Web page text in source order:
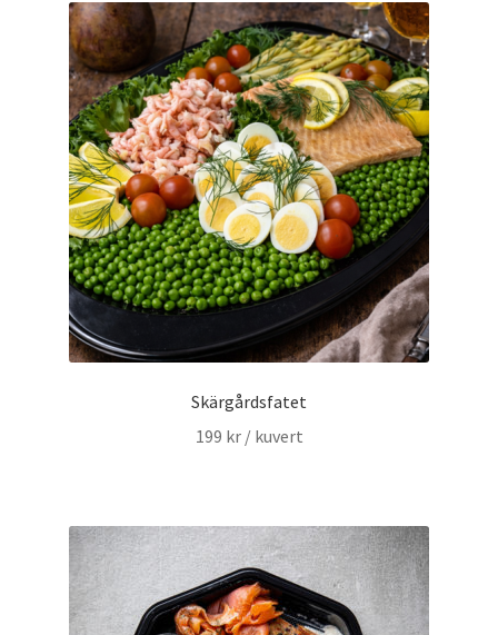
Skärgårdsfatet
199 kr / kuvert